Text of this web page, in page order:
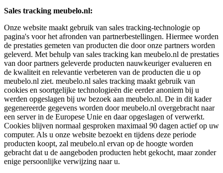
Sales tracking meubelo.nl:
Onze website maakt gebruik van sales tracking-technologie op
pagina's voor het afronden van partnerbestellingen. Hiermee worden
de prestaties gemeten van producten die door onze partners worden
geleverd. Met behulp van sales tracking kan meubelo.nl de prestaties
van door partners geleverde producten nauwkeuriger evalueren en
de kwaliteit en relevantie verbeteren van de producten die u op
meubelo.nl ziet. meubelo.nl sales tracking maakt gebruik van
cookies en soortgelijke technologieën die eerder anoniem bij u
werden opgeslagen bij uw bezoek aan meubelo.nl. De in dit kader
gegenereerde gegevens worden door meubelo.nl overgebracht naar
een server in de Europese Unie en daar opgeslagen of verwerkt.
Cookies blijven normaal gesproken maximaal 90 dagen actief op uw
computer. Als u onze website bezoekt en tijdens deze periode
producten koopt, zal meubelo.nl ervan op de hoogte worden
gebracht dat u de aangeboden producten hebt gekocht, maar zonder
enige persoonlijke verwijzing naar u.